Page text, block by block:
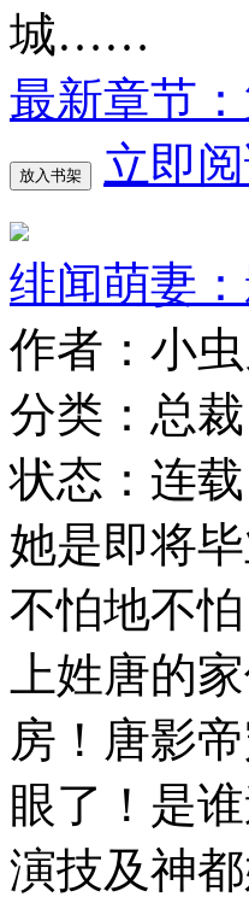
城……
最新章节
放入书架 立即
绯闻萌妻
作者：小
分类：总裁
状态：连载
她是即将
不怕地不
上姓唐的
房！唐影
眼了！是
演技及神